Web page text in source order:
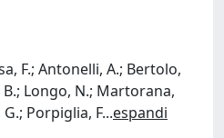
F.; Antonelli, A.; Bertolo,
B.; Longo, N.; Martorana,
Porpiglia, F...espandi